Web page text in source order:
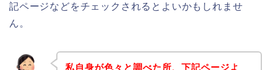
記ページなどをチェックされるとよいかもしれませ
ん。
私自身が色々と調べた所、下記ページよ